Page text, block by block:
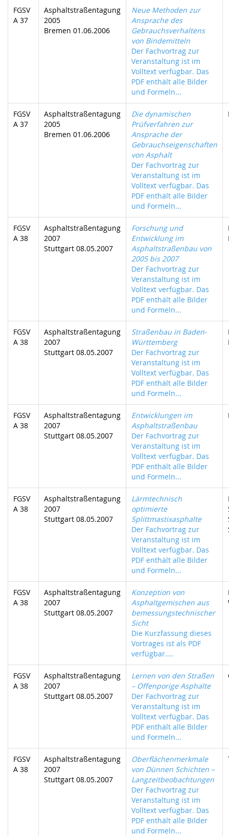
FGSV
A 37
Asphaltstraßentagung
2005
Bremen 01.06.2006
Neue Methoden zur
Ansprache des
Gebrauchsverhaltens
von Bindemitteln
Der Fachvortrag zur
Veranstaltung ist im
Volltext verfügbar. Das
PDF enthält alle Bilder
und Formeln...
FGSV
A 37
Asphaltstraßentagung
2005
Bremen 01.06.2006
Die dynamischen
Prüfverfahren zur
Ansprache der
Gebrauchseigenschaften
von Asphalt
Der Fachvortrag zur
Veranstaltung ist im
Volltext verfügbar. Das
PDF enthält alle Bilder
und Formeln...
FGSV
A 38
Asphaltstraßentagung
2007
Stuttgart 08.05.2007
Forschung und
Entwicklung im
Asphaltstraßenbau von
2005 bis 2007
Der Fachvortrag zur
Veranstaltung ist im
Volltext verfügbar. Das
PDF enthält alle Bilder
und Formeln...
FGSV
A 38
Asphaltstraßentagung
2007
Stuttgart 08.05.2007
Straßenbau in Baden-
Württemberg
Der Fachvortrag zur
Veranstaltung ist im
Volltext verfügbar. Das
PDF enthält alle Bilder
und Formeln...
FGSV
A 38
Asphaltstraßentagung
2007
Stuttgart 08.05.2007
Entwicklungen im
Asphaltstraßenbau
Der Fachvortrag zur
Veranstaltung ist im
Volltext verfügbar. Das
PDF enthält alle Bilder
und Formeln...
FGSV
A 38
Asphaltstraßentagung
2007
Stuttgart 08.05.2007
Lärmtechnisch
optimierte
Splittmastixasphalte
Der Fachvortrag zur
Veranstaltung ist im
Volltext verfügbar. Das
PDF enthält alle Bilder
und Formeln...
FGSV
A 38
Asphaltstraßentagung
2007
Stuttgart 08.05.2007
Konzeption von
Asphaltgemischen aus
bemessungstechnischer
Sicht
Die Kurzfassung dieses
Vortrages ist als PDF
verfügbar....
FGSV
A 38
Asphaltstraßentagung
2007
Stuttgart 08.05.2007
Lernen von den Straßen
– Offenporige Asphalte
Der Fachvortrag zur
Veranstaltung ist im
Volltext verfügbar. Das
PDF enthält alle Bilder
und Formeln...
FGSV
A 38
Asphaltstraßentagung
2007
Stuttgart 08.05.2007
Oberflächenmerkmale
von Dünnen Schichten –
Langzeitbeobachtungen
Der Fachvortrag zur
Veranstaltung ist im
Volltext verfügbar. Das
PDF enthält alle Bilder
und Formeln...